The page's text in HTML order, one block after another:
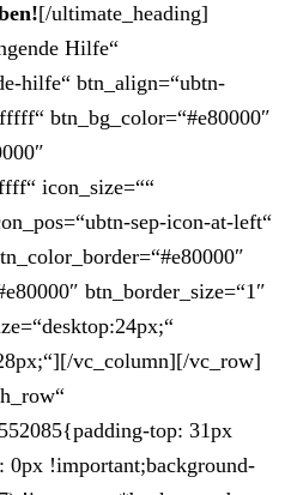
[/ultimate_heading]
Hilfe“
hilfe“ btn_align=“ubtn-
btn_bg_color=“#e80000″
icon_size=““
sep-icon-at-left“
btn_border_size=“1″
vc_column][/vc_row]
top: 31px
0px !important;background-